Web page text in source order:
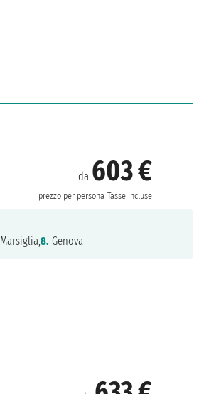
da 603 €
prezzo per persona Tasse incluse
Marsiglia,8. Genova